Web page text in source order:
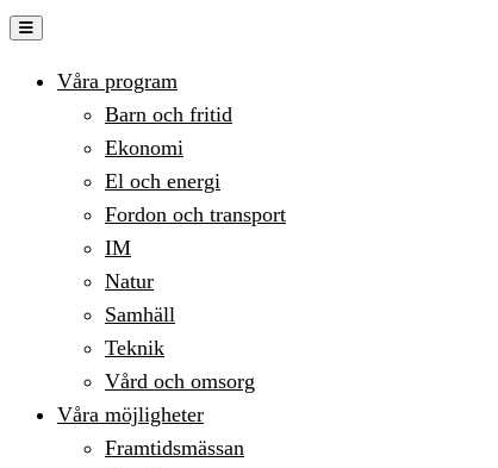
Hoppa
innehållVåra program
Barn och fritid
Ekonomi
El och energi
Fordon och transport
IM
Natur
Samhäll
Teknik
Vård och omsorg
Våra möjligheter
Framtidsmässan